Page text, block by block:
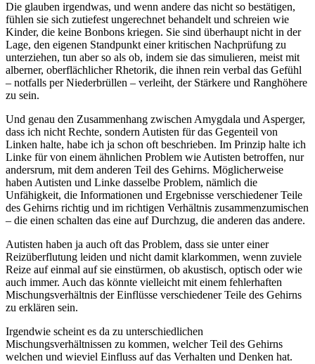
Die glauben irgendwas, und wenn andere das nicht so bestätigen,
fühlen sie sich zutiefest ungerechnet behandelt und schreien wie
Kinder, die keine Bonbons kriegen. Sie sind überhaupt nicht in der
Lage, den eigenen Standpunkt einer kritischen Nachprüfung zu
unterziehen, tun aber so als ob, indem sie das simulieren, meist mit
alberner, oberflächlicher Rhetorik, die ihnen rein verbal das Gefühl
– notfalls per Niederbrüllen – verleiht, der Stärkere und Ranghöhere
zu sein.
Und genau den Zusammenhang zwischen Amygdala und Asperger,
dass ich nicht Rechte, sondern Autisten für das Gegenteil von
Linken halte, habe ich ja schon oft beschrieben. Im Prinzip halte ich
Linke für von einem ähnlichen Problem wie Autisten betroffen, nur
andersrum, mit dem anderen Teil des Gehirns. Möglicherweise
haben Autisten und Linke dasselbe Problem, nämlich die
Unfähigkeit, die Informationen und Ergebnisse verschiedener Teile
des Gehirns richtig und im richtigen Verhältnis zusammenzumischen
– die einen schalten das eine auf Durchzug, die anderen das andere.
Autisten haben ja auch oft das Problem, dass sie unter einer
Reizüberflutung leiden und nicht damit klarkommen, wenn zuviele
Reize auf einmal auf sie einstürmen, ob akustisch, optisch oder wie
auch immer. Auch das könnte vielleicht mit einem fehlerhaften
Mischungsverhältnis der Einflüsse verschiedener Teile des Gehirns
zu erklären sein.
Irgendwie scheint es da zu unterschiedlichen
Mischungsverhältnissen zu kommen, welcher Teil des Gehirns
welchen und wieviel Einfluss auf das Verhalten und Denken hat.